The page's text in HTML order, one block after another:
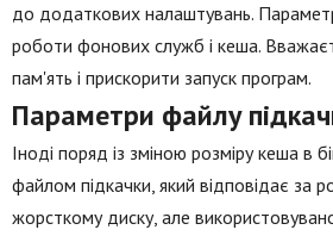
до додаткових налаштувань.
роботи фонових служб і кеша.
пам'ять і прискорити запуск програм.
Параметри файлу
Іноді поряд із зміною розміру кеша в
файлом підкачки, який відповідає за
жорсткому диску, але